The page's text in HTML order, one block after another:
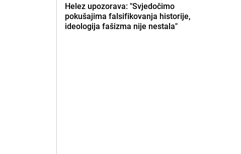
Helez upozorava: "Svjedočimo
pokušajima falsifikovanja historije,
ideologija fašizma nije nestala"